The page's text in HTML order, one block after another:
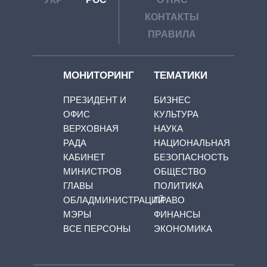
КОНТАКТЫ
ПРАВИЛА
МОНИТОРИНГ
ПРЕЗИДЕНТ И
ОФИС
ВЕРХОВНАЯ
РАДА
КАБИНЕТ
МИНИСТРОВ
ГЛАВЫ
ОБЛАДМИНИСТРАЦИЙ
МЭРЫ
ВСЕ ПЕРСОНЫ
ТЕМАТИКИ
БИЗНЕС
КУЛЬТУРА
НАУКА
НАЦИОНАЛЬНАЯ
БЕЗОПАСНОСТЬ
ОБЩЕСТВО
ПОЛИТИКА
ПРАВО
ФИНАНСЫ
ЭКОНОМИКА